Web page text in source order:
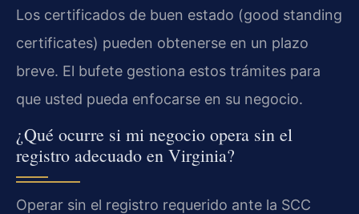
Los certificados de buen estado (good standing
certificates) pueden obtenerse en un plazo
breve. El bufete gestiona estos trámites para
que usted pueda enfocarse en su negocio.
¿Qué ocurre si mi negocio opera sin el
registro adecuado en Virginia?
Operar sin el registro requerido ante la SCC